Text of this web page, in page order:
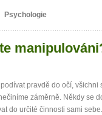
Psychologie
pravdě do očí,
záměrně. Někdy se
do určité činnosti sami sebe.